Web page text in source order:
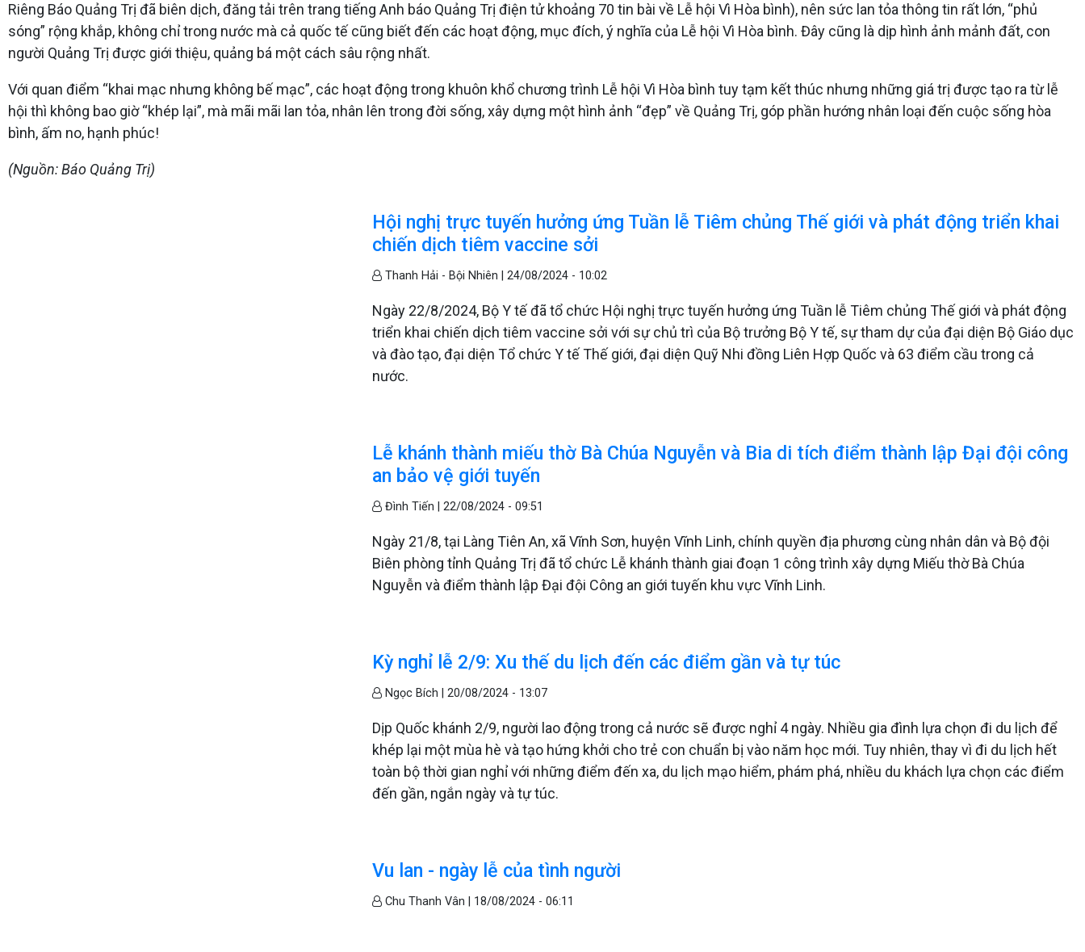
Riêng Báo Quảng Trị đã biên dịch, đăng tải trên trang tiếng Anh báo Quảng Trị điện tử khoảng 70 tin bài về Lễ hội Vì Hòa bình), nên sức lan tỏa thông tin rất lớn, “phủ
sóng” rộng khắp, không chỉ trong nước mà cả quốc tế cũng biết đến các hoạt động, mục đích, ý nghĩa của Lễ hội Vì Hòa bình. Đây cũng là dịp hình ảnh mảnh đất, con
người Quảng Trị được giới thiệu, quảng bá một cách sâu rộng nhất.
Với quan điểm “khai mạc nhưng không bế mạc”, các hoạt động trong khuôn khổ chương trình Lễ hội Vì Hòa bình tuy tạm kết thúc nhưng những giá trị được tạo ra từ lễ
hội thì không bao giờ “khép lại”, mà mãi mãi lan tỏa, nhân lên trong đời sống, xây dựng một hình ảnh “đẹp” về Quảng Trị, góp phần hướng nhân loại đến cuộc sống hòa
bình, ấm no, hạnh phúc!
(Nguồn: Báo Quảng Trị)
Hội nghị trực tuyến hưởng ứng Tuần lễ Tiêm chủng Thế giới và phát động triển khai
chiến dịch tiêm vaccine sởi
Thanh Hải - Bội Nhiên |24/08/2024 - 10:02
Ngày 22/8/2024, Bộ Y tế đã tổ chức Hội nghị trực tuyến hưởng ứng Tuần lễ Tiêm chủng Thế giới và phát động
triển khai chiến dịch tiêm vaccine sởi với sự chủ trì của Bộ trưởng Bộ Y tế, sự tham dự của đại diện Bộ Giáo dục
và đào tạo, đại diện Tổ chức Y tế Thế giới, đại diện Quỹ Nhi đồng Liên Hợp Quốc và 63 điểm cầu trong cả
nước.
Lễ khánh thành miếu thờ Bà Chúa Nguyễn và Bia di tích điểm thành lập Đại đội công
an bảo vệ giới tuyến
Đình Tiến |22/08/2024 - 09:51
Ngày 21/8, tại Làng Tiên An, xã Vĩnh Sơn, huyện Vĩnh Linh, chính quyền địa phương cùng nhân dân và Bộ đội
Biên phòng tỉnh Quảng Trị đã tổ chức Lễ khánh thành giai đoạn 1 công trình xây dựng Miếu thờ Bà Chúa
Nguyễn và điểm thành lập Đại đội Công an giới tuyến khu vực Vĩnh Linh.
Kỳ nghỉ lễ 2/9: Xu thế du lịch đến các điểm gần và tự túc
Ngọc Bích |20/08/2024 - 13:07
Dịp Quốc khánh 2/9, người lao động trong cả nước sẽ được nghỉ 4 ngày. Nhiều gia đình lựa chọn đi du lịch để
khép lại một mùa hè và tạo hứng khởi cho trẻ con chuẩn bị vào năm học mới. Tuy nhiên, thay vì đi du lịch hết
toàn bộ thời gian nghỉ với những điểm đến xa, du lịch mạo hiểm, phám phá, nhiều du khách lựa chọn các điểm
đến gần, ngắn ngày và tự túc.
Vu lan - ngày lễ của tình người
Chu Thanh Vân | 18/08/2024 - 06:11